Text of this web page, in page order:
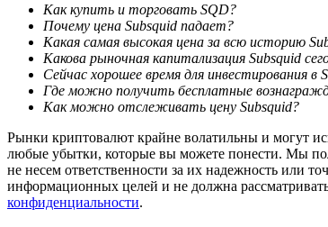
Стейкинг
Высокая прибыль и мгновенный доступ
Как купить и торговать SQD?
Почему цена Subsquid падает?
Какая самая высокая цена за всю историю
Какова рыночная капитализация Subsquid
Сейчас хорошее время для инвестирования в
Где можно получить бесплатные
Как можно отслеживать цену Subsquid?
Рынки криптовалют крайне волатильны и могут
любые убытки, которые вы можете понести. Мы
не несем ответственности за их надежность или
информационных целей и не должна
конфиденциальности.